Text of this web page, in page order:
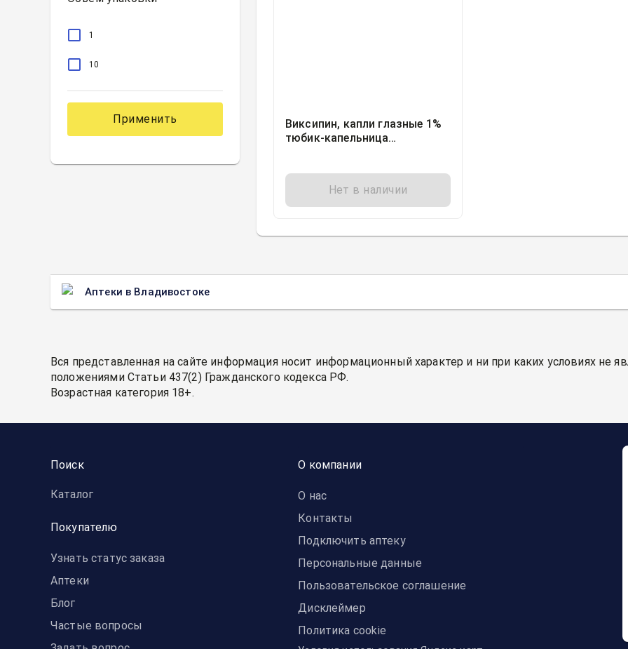
1
10
Применить
Виксипин, капли глазные 1%
тюбик-капельница
Нет в наличии
Аптеки в Владивостоке
Вся представленная на сайте информация носит информационный характер и ни при каких условиях не
положениями Статьи 437(2) Гражданского кодекса РФ.
Возрастная категория 18+.
Поиск
Каталог
Покупателю
Узнать статус заказа
Аптеки
Блог
Частые вопросы
О компании
О нас
Контакты
Подключить аптеку
Персональные данные
Пользовательское соглашение
Дисклеймер
Политика cookie